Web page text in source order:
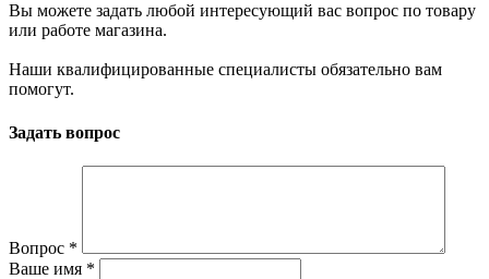
Вы можете задать любой интересующий вас вопрос по товару
или работе магазина.
Наши квалифицированные специалисты обязательно вам
помогут.
Задать вопрос
Вопрос *
Ваше имя *